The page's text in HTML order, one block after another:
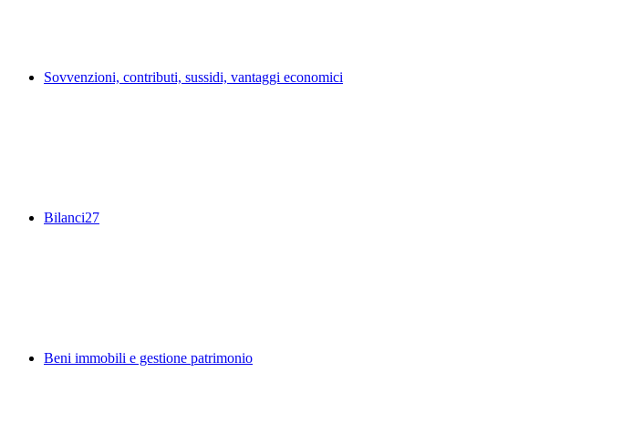
Sovvenzioni, contributi, sussidi, vantaggi economici
Bilanci27
Beni immobili e gestione patrimonio